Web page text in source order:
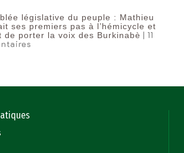
législative du peuple : Mathieu
ses premiers pas à l’hémicycle et
de porter la voix des Burkinabè | 11